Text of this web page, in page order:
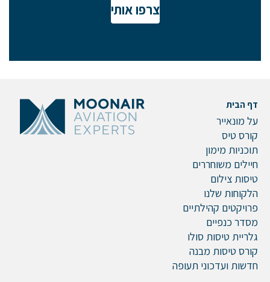
צרפו אותי
דף הבית
על מונאייר
קורס טיס
תוכניות מימון
חיילים משוחררים
טיסות צילום
הלקוחות שלנו
פרויקטים קהילתיים
מסדר כנפיים
גלריית טיסות סולו
קורס טיסות מבנה
חדשות ועדכוני תעופה
אם הגעתם לפה,
בפרטים נוספים.
ולעזור לכם להגשים את החלומות שלכם בעולם התעופה.
השאירו לנו פרטים ונחזור אליכם.
שם פרטי
דוא"ל